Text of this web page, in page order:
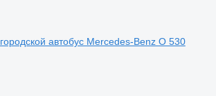
городской автобус Mercedes-Benz O 530